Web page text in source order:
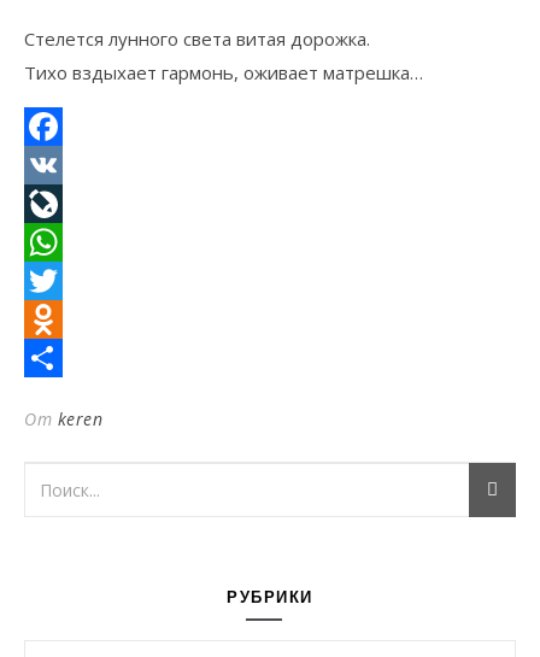
Стелется лунного света витая дорожка.
Тихо вздыхает гармонь, оживает матрешка…
Facebook
VK
LiveJournal
WhatsApp
Twitter
Odnoklassniki
От keren
РУБРИКИ